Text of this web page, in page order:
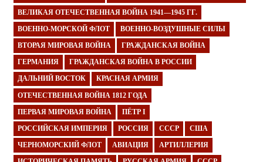
ВЕЛИКАЯ ОТЕЧЕСТВЕННАЯ ВОЙНА 1941—1945 ГГ.
ВОЕННО-МОРСКОЙ ФЛОТ ВОЕННО-ВОЗДУШНЫЕ СИЛЫ
ВТОРАЯ МИРОВАЯ ВОЙНА ГРАЖДАНСКАЯ ВОЙНА
ГЕРМАНИЯ ГРАЖДАНСКАЯ ВОЙНА В РОССИИ
ДАЛЬНИЙ ВОСТОК КРАСНАЯ АРМИЯ
ОТЕЧЕСТВЕННАЯ ВОЙНА 1812 ГОДА
ПЕРВАЯ МИРОВАЯ ВОЙНА ПЁТР I
РОССИЙСКАЯ ИМПЕРИЯ РОССИЯ СССР США
ЧЕРНОМОРСКИЙ ФЛОТ АВИАЦИЯ АРТИЛЛЕРИЯ